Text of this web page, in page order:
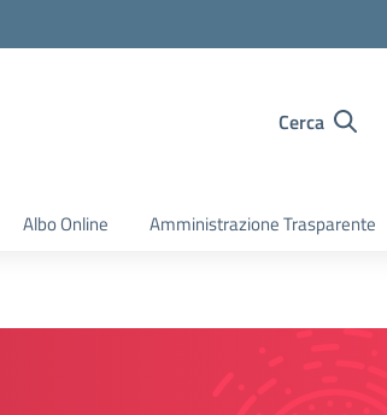
Cerca
Albo Online Amministrazione Trasparente